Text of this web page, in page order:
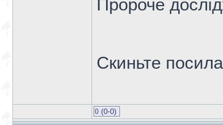
Пророче
Скиньте
0 (0-0)